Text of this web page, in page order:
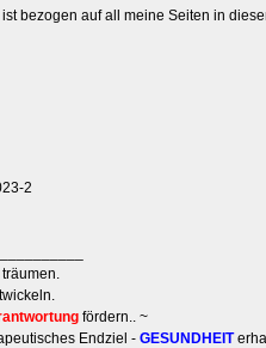
ist bezogen auf all meine Seiten in
2
fördern.. ~
Endziel - GESUNDHEIT